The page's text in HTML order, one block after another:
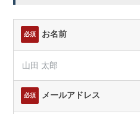
必須 お名前
必須 メールアドレス